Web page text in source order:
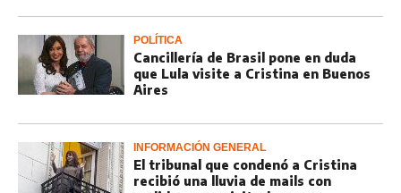
POLÍTICA
Cancillería de Brasil pone en duda
que Lula visite a Cristina en Buenos
Aires
INFORMACIÓN GENERAL
El tribunal que condenó a Cristina
recibió una lluvia de mails con